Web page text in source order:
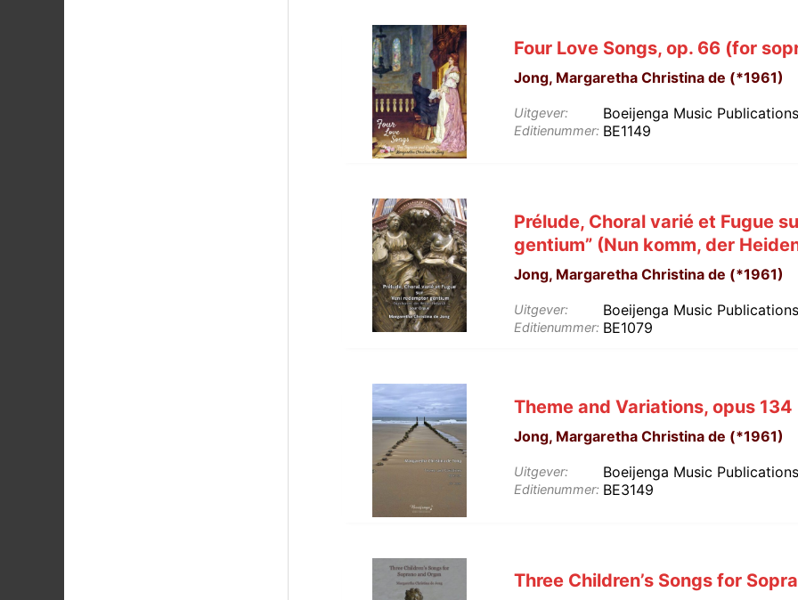
Four Love Songs, op. 66 (for
Jong, Margaretha Christina de (*1961)
Uitgever: Boeijenga Music Publications
Editienummer: BE1149
Prélude, Choral varié et Fugue
gentium” (Nun komm, der
Jong, Margaretha Christina de (*1961)
Uitgever: Boeijenga Music Publications
Editienummer: BE1079
Theme and Variations, opus 134
Jong, Margaretha Christina de (*1961)
Uitgever: Boeijenga Music Publications
Editienummer: BE3149
Three Children’s Songs for